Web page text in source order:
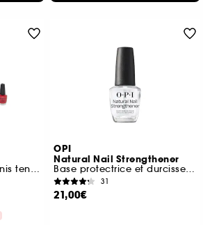
Coffret de 4 minis vernis tenue jusqu'à 7 jours
OPI
Natural Nail Strengthener
Base protectrice et durcisseur pour ongles naturels
31
21,00€